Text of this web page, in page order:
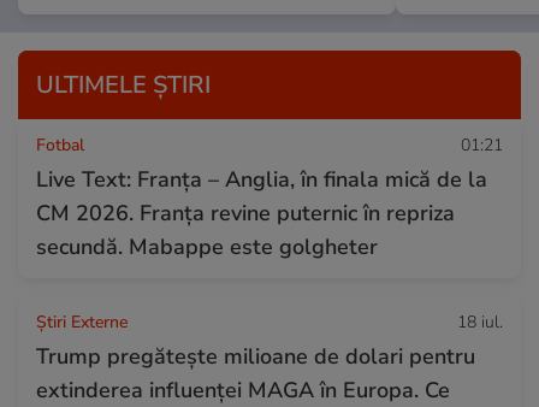
ULTIMELE ȘTIRI
Fotbal 01:21
Live Text: Franța – Anglia, în finala mică de la
CM 2026. Franța revine puternic în repriza
secundă. Mabappe este golgheter
Știri Externe 18 iul.
Trump pregătește milioane de dolari pentru
extinderea influenței MAGA în Europa. Ce